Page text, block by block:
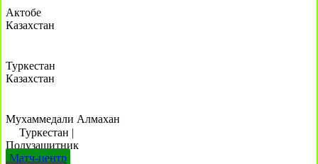
Актобе
Казахстан
Туркестан
Казахстан
Мухаммедали Алмахан
Туркестан |
Полузащитник
Матч-центр